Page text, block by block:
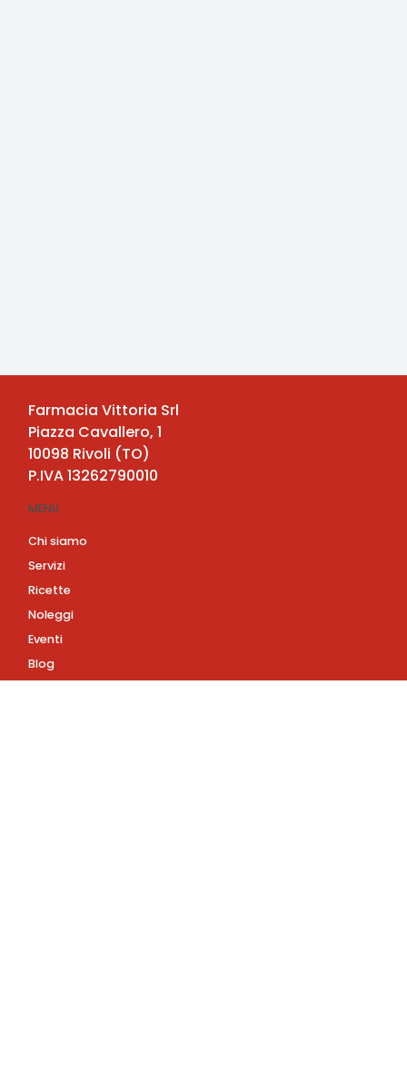
Farmacia Vittoria Srl
Piazza Cavallero, 1
10098 Rivoli (TO)
P.IVA13262790010
MENU
Chi siamo
Servizi
Ricette
Noleggi
Eventi
Blog